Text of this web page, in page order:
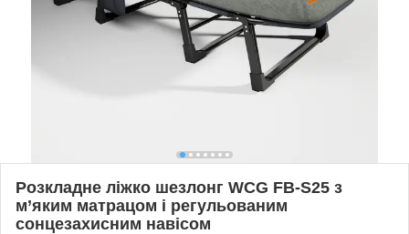
Розкладне ліжко шезлонг WCG FB-S25 з
м’яким матрацом і регульованим
сонцезахисним навісом